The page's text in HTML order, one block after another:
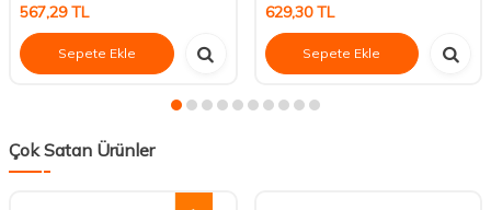
567,29TL
Sepete Ekle
629,30TL
Sepete Ekle
Çok Satan Ürünler